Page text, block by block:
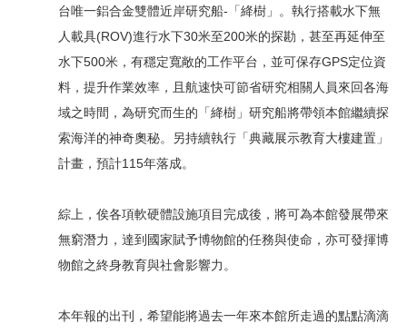
台唯一鋁合金雙體近岸研究船-「絳樹」。執行搭載水下無
人載具(ROV)進行水下30米至200米的探勘，甚至再延伸至
水下500米，有穩定寬敞的工作平台，並可保存GPS定位資
料，提升作業效率，且航速快可節省研究相關人員來回各海
域之時間，為研究而生的「絳樹」研究船將帶領本館繼續探
索海洋的神奇奧秘。另持續執行「典藏展示教育大樓建置」
計畫，預計115年落成。
綜上，俟各項軟硬體設施項目完成後，將可為本館發展帶來
無窮潛力，達到國家賦予博物館的任務與使命，亦可發揮博
物館之終身教育與社會影響力。
本年報的出刊，希望能將過去一年來本館所走過的點點滴滴